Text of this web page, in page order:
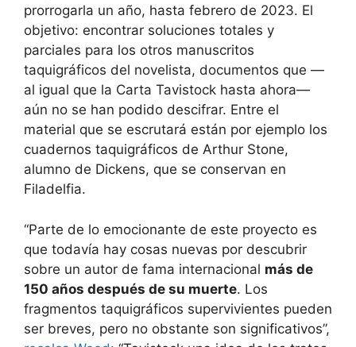
prorrogarla un año, hasta febrero de 2023. El
objetivo: encontrar soluciones totales y
parciales para los otros manuscritos
taquigráficos del novelista, documentos que —
al igual que la Carta Tavistock hasta ahora—
aún no se han podido descifrar. Entre el
material que se escrutará están por ejemplo los
cuadernos taquigráficos de Arthur Stone,
alumno de Dickens, que se conservan en
Filadelfia.
“Parte de lo emocionante de este proyecto es
que todavía hay cosas nuevas por descubrir
sobre un autor de fama internacional más de
150 años después de su muerte. Los
fragmentos taquigráficos supervivientes pueden
ser breves, pero no obstante son significativos”,